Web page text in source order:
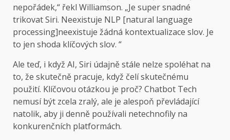
nepořádek,“ řekl Williamson. „Je super snadné
trikovat Siri. Neexistuje NLP [natural language
processing]neexistuje žádná kontextualizace slov. Je
to jen shoda klíčových slov. “
Ale teď, i když AI, Siri údajně stále nelze spoléhat na
to, že skutečně pracuje, když čelí skutečnému
použití. Klíčovou otázkou je proč? Chatbot Tech
nemusí být zcela zralý, ale je alespoň převládající
natolik, aby ji denně používali netechnofily na
konkurenčních platformách.